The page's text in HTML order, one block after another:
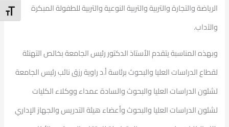
الرياضة والتجارة والتربية والتربية النوعية والتربية للطفولة المبكرة
والآداب.
وبهذه المناسبة يتقدم الأستاذ الدكتور رئيس الجامعة بخالص التهنئة
لقطاع الدراسات العليا والبحوث برئاسة أ.د راوية رزق نائب رئيس الجامعة
لشئون الدراسات العليا والبحوث والسادة عمداء ووكلاء الكليات
لشئون الدراسات العليا والبحوث وأعضاء هيئة التدريس والجهاز الإداري